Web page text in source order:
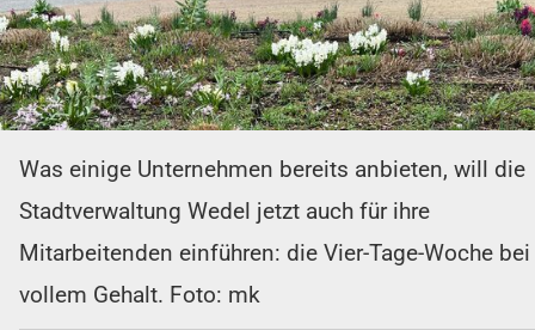
Was einige Unternehmen bereits anbieten, will die
Stadtverwaltung Wedel jetzt auch für ihre
Mitarbeitenden einführen: die Vier-Tage-Woche bei
vollem Gehalt. Foto: mk